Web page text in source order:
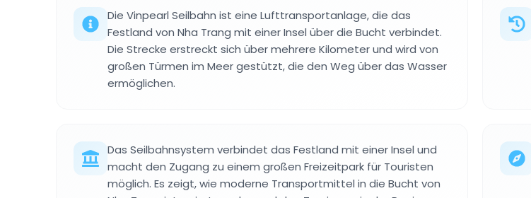
Die Vinpearl Seilbahn ist eine Lufttransportanlage, die das
Festland von Nha Trang mit einer Insel über die Bucht verbindet.
Die Strecke erstreckt sich über mehrere Kilometer und wird von
großen Türmen im Meer gestützt, die den Weg über das Wasser
ermöglichen.
Das Seilbahnsystem verbindet das Festland mit einer Insel und
macht den Zugang zu einem großen Freizeitpark für Touristen
möglich. Es zeigt, wie moderne Transportmittel in die Bucht von